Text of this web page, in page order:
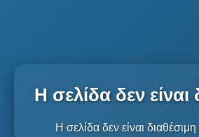
Η σελίδα δεν είναι
Η σελίδα δεν είναι